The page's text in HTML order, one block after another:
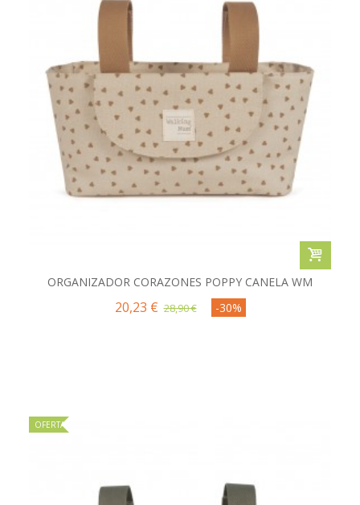
ORGANIZADOR CORAZONES POPPY CANELA WM
20,23 € 28,90 € -30%
OFERTA